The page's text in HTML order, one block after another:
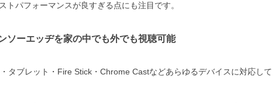
トパフォーマンスが良すぎる点にも注目です。
ソーエッヂを家の中でも外でも視聴可能
タブレット・Fire Stick・Chrome Castなどあらゆるデバイスに対応して